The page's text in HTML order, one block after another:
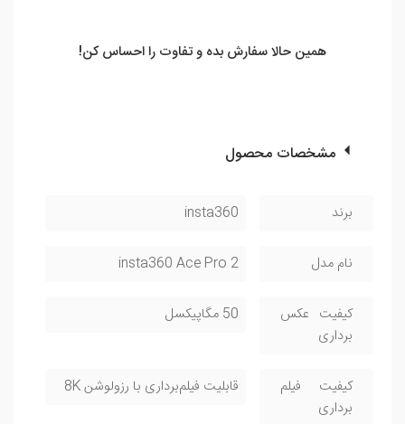
همین حالا سفارش بده و تفاوت را احساس کن!
مشخصات محصول
برند insta360
نام مدل insta360 Ace Pro 2
کیفیت عکس
برداری
50 مگاپیکسل
کیفیت فیلم
برداری
قابلیت فیلم‌برداری با رزولوشن 8K